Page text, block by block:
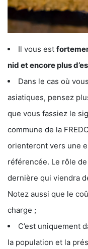
Il vous est
nid et encore plus
Dans le cas où
asiatiques, pensez
que vous fassiez le
commune de la
orienteront vers une
référencée. Le rôle
dernière qui viendra
Notez aussi que le
charge ;
C’est uniquement
la population et la